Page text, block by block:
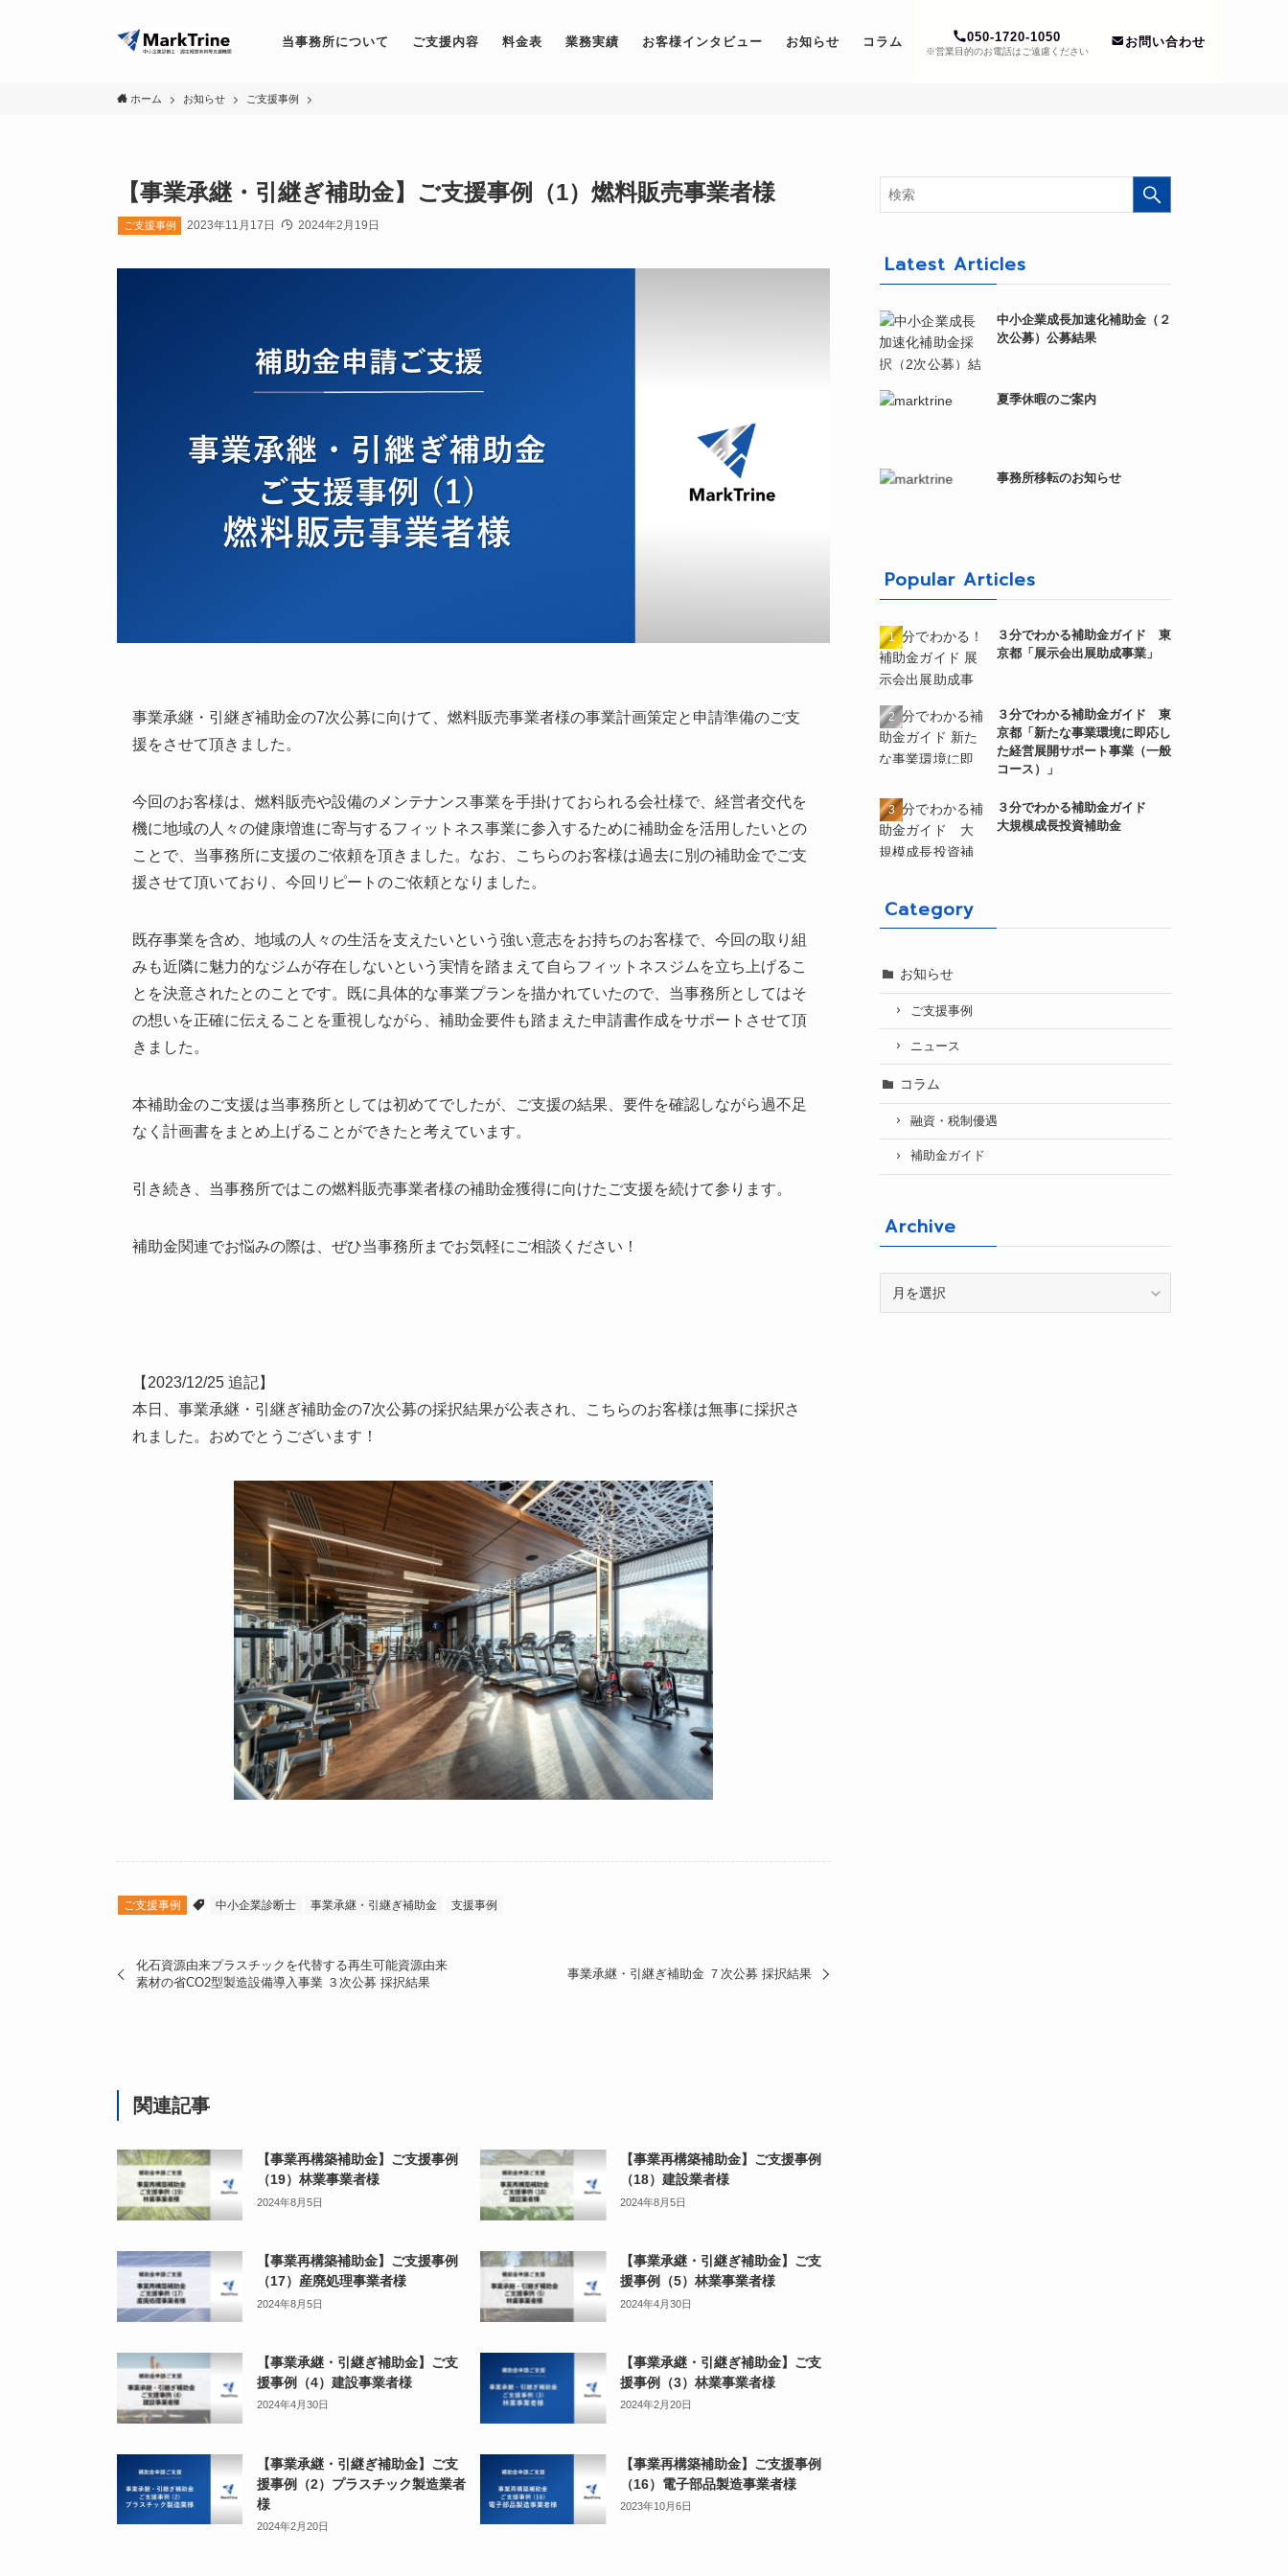
当事務所について ご支援内容 料金表 業務実績 お客様インタビュー お知らせ コラム 050-1720-1050
※営業目的のお電話はご遠慮ください
お問い合わせ
ホーム お知らせ ご支援事例
【事業承継・引継ぎ補助金】ご支援事例（1）燃料販売事業者様
ご支援事例 2023年11月17日 2024年2月19日
事業承継・引継ぎ補助金の7次公募に向けて、燃料販売事業者様の事業計画策定と申請準備のご支
援をさせて頂きました。
今回のお客様は、燃料販売や設備のメンテナンス事業を手掛けておられる会社様で、経営者交代を
機に地域の人々の健康増進に寄与するフィットネス事業に参入するために補助金を活用したいとの
ことで、当事務所に支援のご依頼を頂きました。なお、こちらのお客様は過去に別の補助金でご支
援させて頂いており、今回リピートのご依頼となりました。
既存事業を含め、地域の人々の生活を支えたいという強い意志をお持ちのお客様で、今回の取り組
みも近隣に魅力的なジムが存在しないという実情を踏まえて自らフィットネスジムを立ち上げるこ
とを決意されたとのことです。既に具体的な事業プランを描かれていたので、当事務所としてはそ
の想いを正確に伝えることを重視しながら、補助金要件も踏まえた申請書作成をサポートさせて頂
きました。
本補助金のご支援は当事務所としては初めてでしたが、ご支援の結果、要件を確認しながら過不足
なく計画書をまとめ上げることができたと考えています。
引き続き、当事務所ではこの燃料販売事業者様の補助金獲得に向けたご支援を続けて参ります。
補助金関連でお悩みの際は、ぜひ当事務所までお気軽にご相談ください！
【2023/12/25 追記】
本日、事業承継・引継ぎ補助金の7次公募の採択結果が公表され、こちらのお客様は無事に採択さ
れました。おめでとうございます！
ご支援事例 中小企業診断士 事業承継・引継ぎ補助金 支援事例
化石資源由来プラスチックを代替する再生可能資源由来
素材の省CO2型製造設備導入事業 ３次公募 採択結果
事業承継・引継ぎ補助金 ７次公募 採択結果
関連記事
【事業再構築補助金】ご支援事例
（19）林業事業者様
2024年8月5日
【事業再構築補助金】ご支援事例
（18）建設業者様
2024年8月5日
【事業再構築補助金】ご支援事例
（17）産廃処理事業者様
2024年8月5日
【事業承継・引継ぎ補助金】ご支
援事例（5）林業事業者様
2024年4月30日
【事業承継・引継ぎ補助金】ご支
援事例（4）建設事業者様
2024年4月30日
【事業承継・引継ぎ補助金】ご支
援事例（3）林業事業者様
2024年2月20日
【事業承継・引継ぎ補助金】ご支
援事例（2）プラスチック製造業者
様
2024年2月20日
【事業再構築補助金】ご支援事例
（16）電子部品製造事業者様
2023年10月6日
Latest Articles
中小企業成長加速化補助金（２
次公募）公募結果
夏季休暇のご案内
事務所移転のお知らせ
Popular Articles
３分でわかる補助金ガイド 東
京都「展示会出展助成事業」
３分でわかる補助金ガイド 東
京都「新たな事業環境に即応し
た経営展開サポート事業（一般
コース）」
３分でわかる補助金ガイド
大規模成長投資補助金
Category
お知らせ
ご支援事例
ニュース
コラム
融資・税制優遇
補助金ガイド
Archive